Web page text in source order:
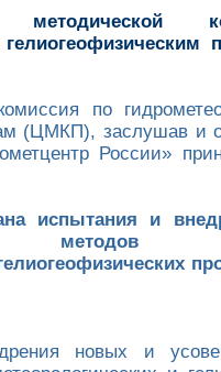
методической
по
(ЦМКП), заслушав и
России»
испытания и
методов
новых и